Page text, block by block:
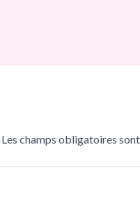
Les champs obligatoires